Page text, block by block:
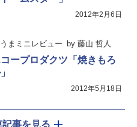
2012年2月6日
まミニレビュー by 藤山 哲人
ープロダクツ「焼きもろ
2012年5月18日
記事を見る